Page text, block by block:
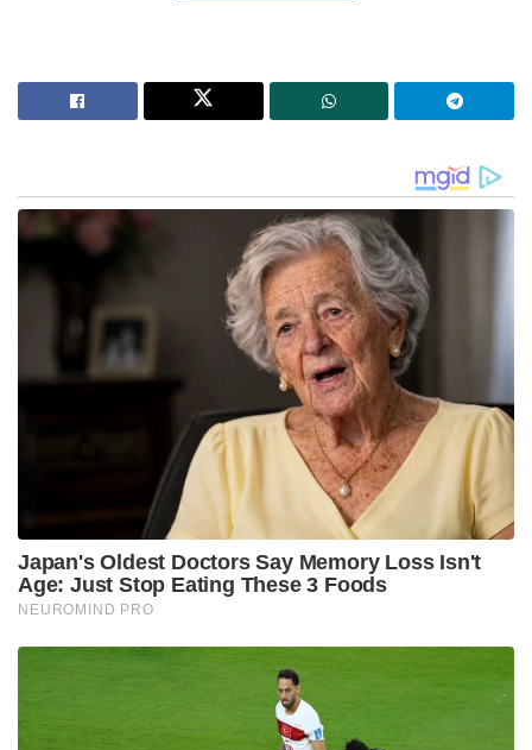
അടയ്ക്കാം എന്ന് പറയുന്നത് അല്ലാതെ നികുതി
നേതാവ് ആയിരിക്കും, എന്നാൽ ഉന്നത ഉദ്യോഗസ്ഥർ
ചോദിക്കുമ്പോൾ അവർക്ക് മുൻപിൽ മുട്ടുമടക്കി
നിൽക്കാൻ മാത്രമേ കഴിയൂ. എത്രയും വേഗം കുടിശ്ശിക
അടച്ച് സൗഹൃദത്തിൽ നമുക്ക് മുന്നോട്ട് പോകാം.
അല്ലെങ്കിൽ ശരിയാകില്ലെന്നും അദ്ദേഹം പറയുന്നുണ്ട്.
എന്നാൽ നികുതി അടച്ചില്ലെങ്കിൽ എന്ത്
ചെയ്യുമെന്നാണ് ഇതിനോട് സഞ്ജു പ്രതികരിക്കുന്നത്.
ഇതിനൊപ്പം വില്ലേജ് ഓഫീസറുടെ സ്വദേശവും സഞ്ജു
ചോദിക്കുന്നുണ്ട്. പണം അടയ്ക്കാതെ മുന്നോട്ട്
പോകാൻ കഴിയില്ലെന്നും ഉദ്യോഗസ്ഥർക്ക് നടപടി
സ്വീകരിക്കേണ്ടിവരുമെന്നും ഇതിന് മറുപടിയായി
വില്ലേജ് ഓഫീസർ പറഞ്ഞു. ഇതോടെ പ്രകോപിതനായ
സിപിഎം നേതാവ് ഭീഷണി മുഴക്കുകയായിരുന്നു.
വില്ലേജ് ഓഫീസിൽ കയറി വെട്ടുമെന്ന് ആയിരുന്നു
അറയ്ക്കുന്ന അസഭ്യവർഷവും നടത്തുന്നതായി
ഫോൺ സംഭാഷണത്തിൽ കേൾക്കാം.
അതേസമയം ഫോൺ സംഭാഷണം പുറത്തുവന്നതിന്